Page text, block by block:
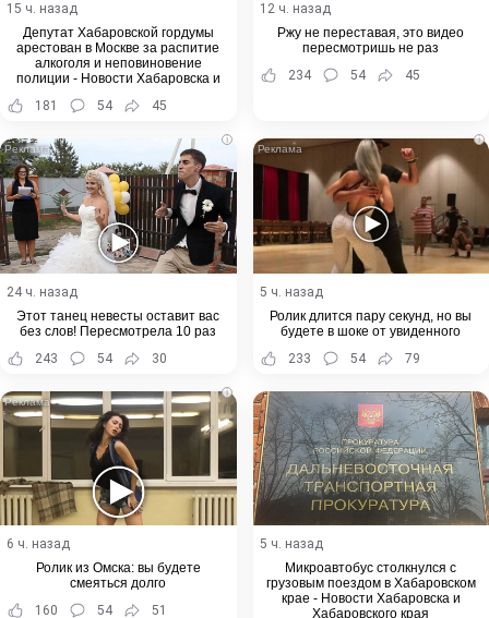
15 ч. назад
Депутат Хабаровской гордумы
арестован в Москве за распитие
алкоголя и неповиновение
полиции - Новости Хабаровска и
181 54 45
12 ч. назад
Ржу не переставая, это видео
пересмотришь не раз
234
54 45
i
24 ч. назад
Этот танец невесты оставит вас
без слов! Пересмотрела 10 раз
243
54 30
i
5 ч. назад
Ролик длится пару секунд, но вы
будете в шоке от увиденного
233
54 79
i
6 ч. назад
Ролик из Омска: вы будете
смеяться долго
160
54 51
5 ч. назад
Микроавтобус столкнулся с
грузовым поездом в Хабаровском
крае - Новости Хабаровска и
Хабаровского края